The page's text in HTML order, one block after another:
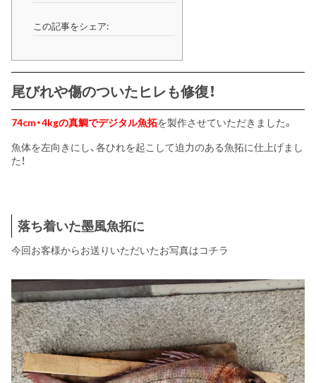
この記事をシェア:
尾びれや傷のついたヒレも修復！
74cm・4kgの真鯛でデジタル魚拓を製作させていただきました。
魚体を左向きにし、各ひれを起こして迫力のある魚拓に仕上げまし
た！
落ち着いた墨風魚拓に
今回お客様からお送りいただいたお写真はコチラ